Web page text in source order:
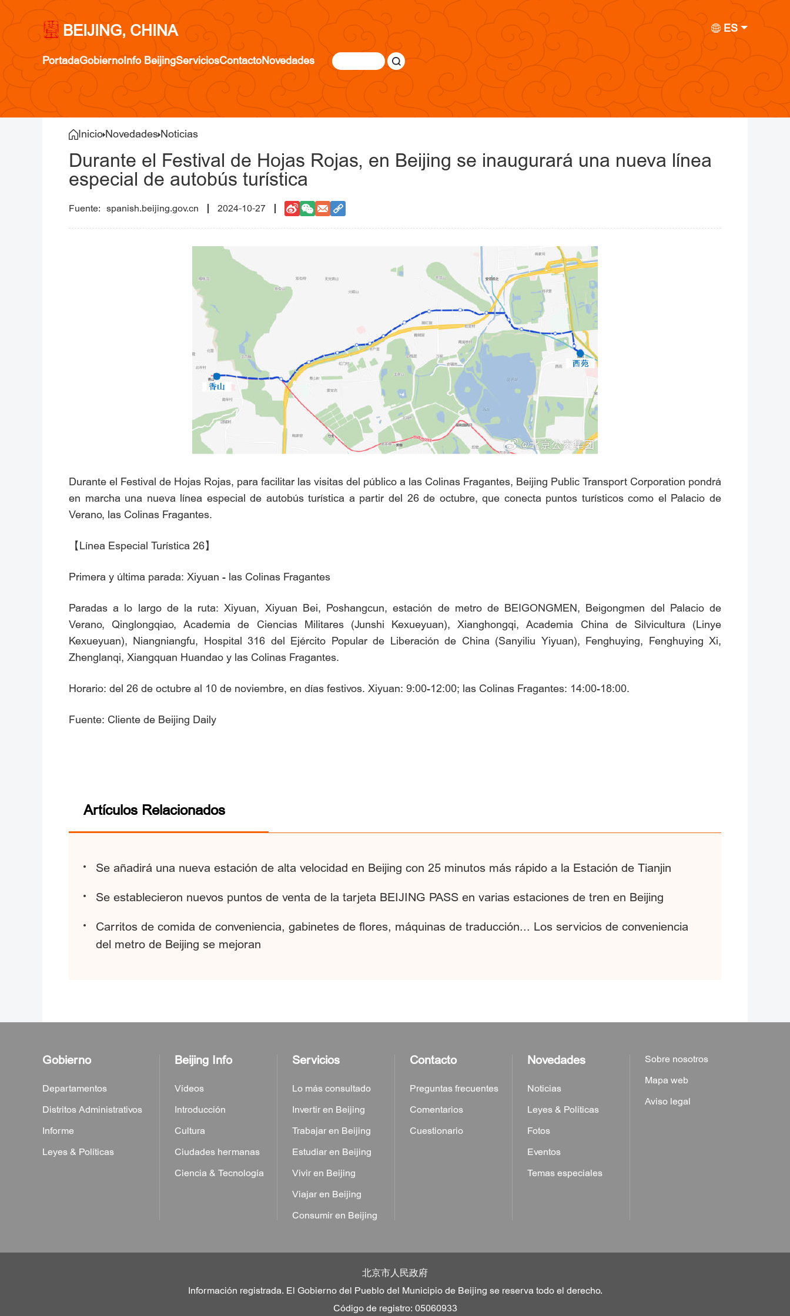
BEIJING, CHINA ES
PortadaGobiernoInfo BeijingServiciosContactoNovedades
Inicio Novedades Noticias
Durante el Festival de Hojas Rojas, en Beijing se inaugurará una nueva línea
especial de autobús turística
spanish.beijing.gov.cn 2024-10-27
Durante el Festival de Hojas Rojas, para facilitar las visitas del público a las Colinas Fragantes, Beijing Public Transport Corporation pondrá
en marcha una nueva línea especial de autobús turística a partir del 26 de octubre, que conecta puntos turísticos como el Palacio de
Verano, las Colinas Fragantes.
【Línea Especial Turística 26】
Primera y última parada: Xiyuan - las Colinas Fragantes
Paradas a lo largo de la ruta: Xiyuan, Xiyuan Bei, Poshangcun, estación de metro de BEIGONGMEN, Beigongmen del Palacio de
Verano, Qinglongqiao, Academia de Ciencias Militares (Junshi Kexueyuan), Xianghongqi, Academia China de Silvicultura (Linye
Kexueyuan), Niangniangfu, Hospital 316 del Ejército Popular de Liberación de China (Sanyiliu Yiyuan), Fenghuying, Fenghuying Xi,
Zhenglanqi, Xiangquan Huandao y las Colinas Fragantes.
Horario: del 26 de octubre al 10 de noviembre, en días festivos. Xiyuan: 9:00-12:00; las Colinas Fragantes: 14:00-18:00.
Fuente: Cliente de Beijing Daily
Artículos Relacionados
Se añadirá una nueva estación de alta velocidad en Beijing con 25 minutos más rápido a la Estación de Tianjin
Se establecieron nuevos puntos de venta de la tarjeta BEIJING PASS en varias estaciones de tren en Beijing
Carritos de comida de conveniencia, gabinetes de flores, máquinas de traducción... Los servicios de conveniencia
del metro de Beijing se mejoran
Gobierno
Departamentos
Distritos Administrativos
Informe
Leyes & Políticas
Beijing Info
Vídeos
Introducción
Cultura
Ciudades hermanas
Ciencia & Tecnología
Servicios
Lo más consultado
Invertir en Beijing
Trabajar en Beijing
Estudiar en Beijing
Vivir en Beijing
Viajar en Beijing
Consumir en Beijing
Contacto
Preguntas frecuentes
Comentarios
Cuestionario
Novedades
Noticias
Leyes & Políticas
Fotos
Eventos
Temas especiales
Sobre nosotros
Mapa web
Aviso legal
北京市人民政府
Información registrada. El Gobierno del Pueblo del Municipio de Beijing se reserva todo el derecho.
Código de registro: 05060933